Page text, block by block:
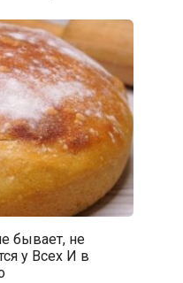
бывает, не
у Всех И в